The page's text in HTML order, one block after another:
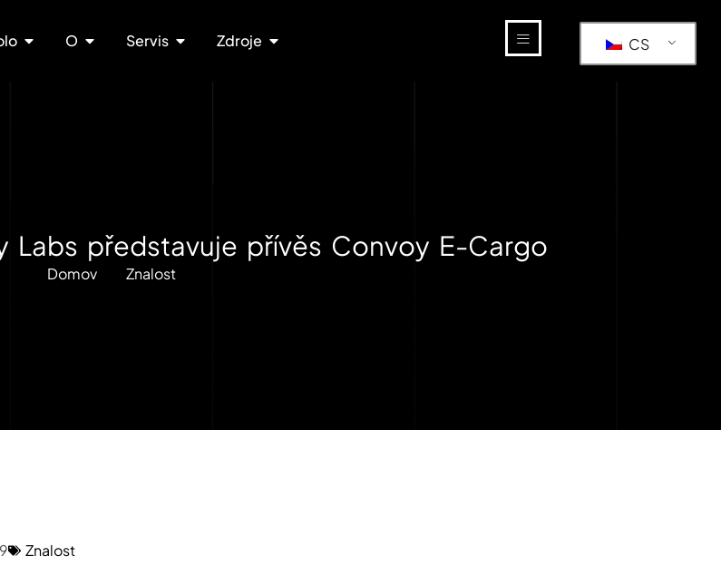
O Servis Zdroje CS
Labs představuje přívěs Convoy E-Cargo
Domov Znalost
Znalost